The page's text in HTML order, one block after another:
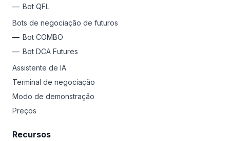
Bot QFL
Bots de negociação de futuros
Bot COMBO
Bot DCA Futures
Assistente de IA
Terminal de negociação
Modo de demonstração
Preços
Recursos